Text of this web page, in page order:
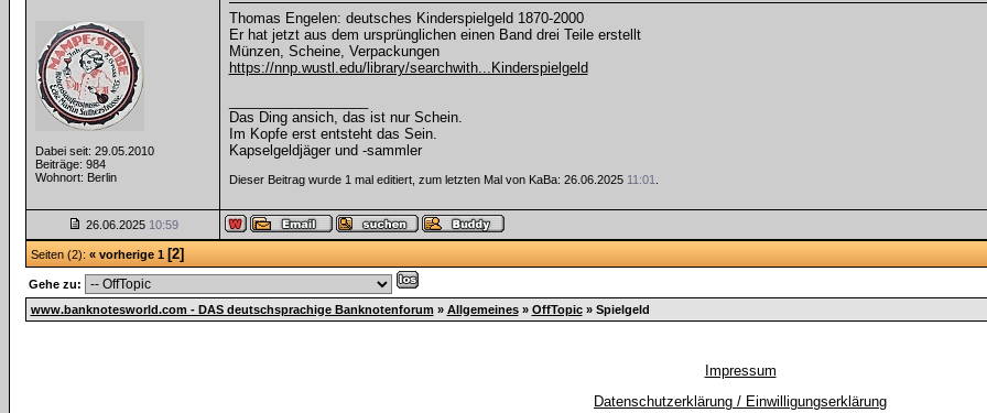
Dabei seit: 29.05.2010
Beiträge: 984
Wohnort: Berlin
Thomas Engelen: deutsches Kinderspielgeld 1870-2000
Er hat jetzt aus dem ursprünglichen einen Band drei Teile erstellt
Münzen, Scheine, Verpackungen
https://nnp.wustl.edu/library/searchwith...Kinderspielgeld
Das Ding ansich, das ist nur Schein.
Im Kopfe erst entsteht das Sein.
Kapselgeldjäger und -sammler
Dieser Beitrag wurde 1 mal editiert, zum letzten Mal von KaBa: 26.06.2025 11:01
26.06.2025 10:59
Seiten (2): « vorherige 1 [2]
Gehe zu:
www.banknotesworld.com - DAS deutschsprachige Banknotenforum » Allgemeines» OffTopic» Spielgeld
Impressum
Datenschutzerklärung / Einwilligungserklärung